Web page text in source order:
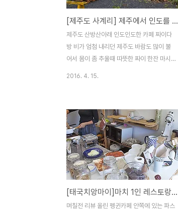
[제주도 사계리] 제주에서 인도를 만나다 짜이다방
제주도 산방산아래 인도인도한 카페 짜이다
방 비가 엄첨 내리던 제주도 바람도 많이 불
어서 몸이 좀 추울때 따뜻한 짜이 한잔 마시
호형님^^이곳의 주인은 사진속에 계신분이
아니라 얼핏 인도 사람같은 여자분이 고양이
두마리와 함께 합니다 냥이 한마리는 덩치가
정말커서 마치 얼룩소 같던데 세상 편하게 쿠
션에 누워 깊은 잠에 빠져있네요 한마리는 카
운터 밑 어두운곳에 냥무륵하게 있던데 다리
를 다쳐서 그렇다는군요빨리 나으렴 냥아 가
게를 구경하던중 드디어 따뜻한 짜이가 나왔
2016. 4. 15.
[태국치앙마이]마치 1인 레스토랑처럼 주문과 동시에 면부터 뽑는 파스타집 베얼풋 카페 / barefoot cafe
며칠전 리뷰 올린 펭귄카페 안쪽에 있는 파스